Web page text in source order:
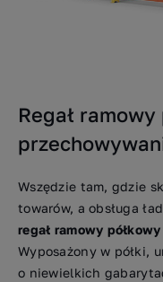
Regał
Wszędzie tam, gdzie
towarów, a obsługa
regał ramowy półkowy
Wyposażony w półki,
o niewielkich